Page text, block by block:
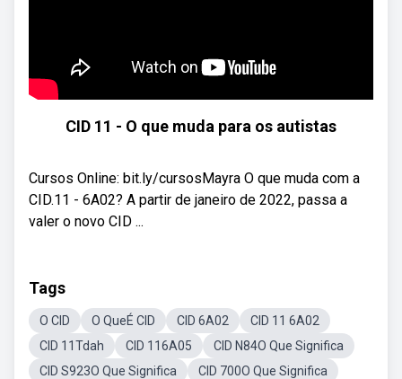
CID 11 - O que muda para os autistas
Cursos Online: bit.ly/cursosMayra O que muda com a
CID.11 - 6A02? A partir de janeiro de 2022, passa a
valer o novo CID ...
Tags
O CID O QueÉ CID CID 6A02
CID 11 6A02
CID 11Tdah
CID 116A05
CID N84O Que Significa
CID S923O Que Significa
CID 700O Que Significa